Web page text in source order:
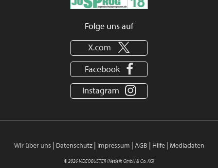
Folge uns auf
X.com
Facebook
Instagram
Wir über uns | Datenschutz| Impressum | AGB | Hilfe| Mediadaten
© 2026 VIDEOBUSTER (Netleih GmbH & Co. KG)